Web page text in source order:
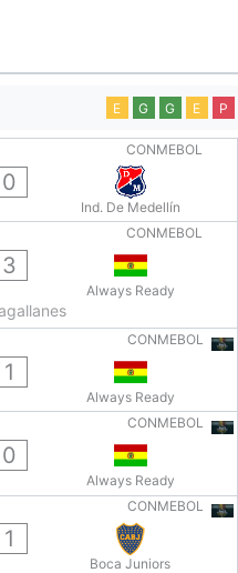
E G G E P
CONMEBOL
0
Ind. De Medellín
CONMEBOL
3
Always Ready
CONMEBOL
1
Always Ready
CONMEBOL
0
Always Ready
CONMEBOL
1
Boca Juniors